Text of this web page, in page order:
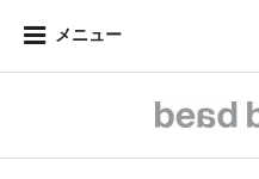
メニュー